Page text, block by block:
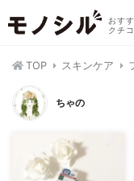
おす
クチ
TOP スキンケア
ちゃの